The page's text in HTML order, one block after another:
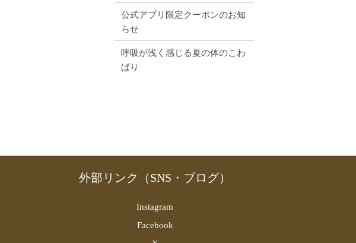
公式アプリ限定クーポンのお知
らせ
呼吸が浅く感じる夏の体のこわ
ばり
外部リンク（SNS・ブログ）
Instagram
Facebook